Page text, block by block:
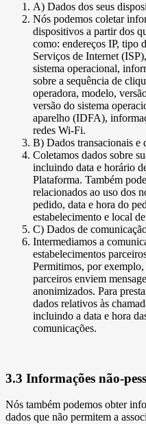
A) Dados dos seus
Nós podemos coletar
dispositivos a partir dos
como: endereços IP, tipo
Serviços de Internet
sistema operacional,
sobre a sequência de
operadora, modelo,
versão do sistema
aparelho (IDFA),
redes Wi-Fi.
B) Dados transacionais e
Coletamos dados sobre
incluindo data e horário
Plataforma. Também
relacionados ao uso dos
pedido, data e hora do
estabelecimento e local
C) Dados de
Intermediamos a
estabelecimentos
Permitimos, por exemplo,
parceiros enviem
anonimizados. Para
dados relativos às
incluindo a data e hora
comunicações.
3.3 Informações não-
Nós também podemos obter
dados que não permitem a